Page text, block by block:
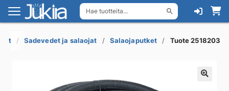
Hae tuotteita...
Siirry
navigointiin
Siirry
sisältöön
Sadevedet ja salaojat Salaojaputket Tuote 2518203